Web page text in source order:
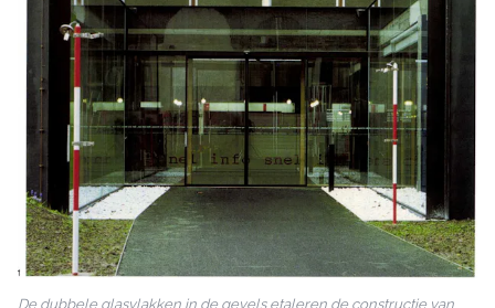
De dubbele glasvlakken in de gevels etaleren de constructie van